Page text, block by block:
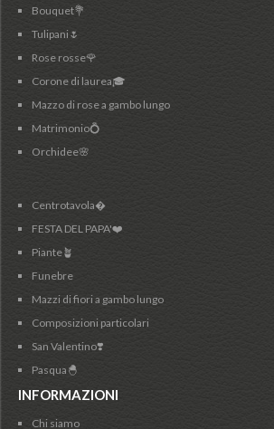
Bouquet💐
Tulipani🌷
Rose rosse🌹
Corone di laurea🎓
Mazzo di rose a gambo lungo
Matrimonio💍
Orchidee🌸
Centrotavola�
FESTA DEL PAPA'❤️
Piante🪴
Funebre
Mazzi di fiori a gambo lungo
Composizioni particolari
San Valentino❣️
Pasqua🐣
INFORMAZIONI
Chi siamo